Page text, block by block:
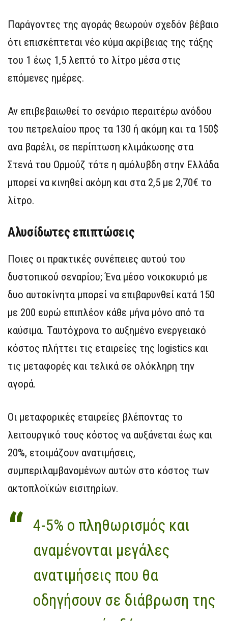
Παράγοντες της αγοράς θεωρούν σχεδόν βέβαιο
ότι επισκέπτεται νέο κύμα ακρίβειας της τάξης
του 1 έως 1,5 λεπτό το λίτρο μέσα στις
επόμενες ημέρες.
Αν επιβεβαιωθεί το σενάριο περαιτέρω ανόδου
του πετρελαίου προς τα 130 ή ακόμη και τα 150$
ανα βαρέλι, σε περίπτωση κλιμάκωσης στα
Στενά του Ορμούζ τότε η αμόλυβδη στην Ελλάδα
μπορεί να κινηθεί ακόμη και στα 2,5 με 2,70€ το
λίτρο.
Αλυσίδωτες επιπτώσεις
Ποιες οι πρακτικές συνέπειες αυτού του
δυστοπικού σεναρίου; Ένα μέσο νοικοκυριό με
δυο αυτοκίνητα μπορεί να επιβαρυνθεί κατά 150
με 200 ευρώ επιπλέον κάθε μήνα μόνο από τα
καύσιμα. Ταυτόχρονα το αυξημένο ενεργειακό
κόστος πλήττει τις εταιρείες της logistics και
τις μεταφορές και τελικά σε ολόκληρη την
αγορά.
Οι μεταφορικές εταιρείες βλέποντας το
λειτουργικό τους κόστος να αυξάνεται έως και
20%, ετοιμάζουν ανατιμήσεις,
συμπεριλαμβανομένων αυτών στο κόστος των
ακτοπλοϊκών εισιτηρίων.
4-5% ο πληθωρισμός και
αναμένονται μεγάλες
ανατιμήσεις που θα
οδηγήσουν σε διάβρωση της